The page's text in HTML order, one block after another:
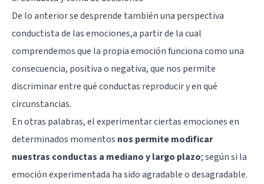
De lo anterior se desprende también una perspectiva
conductista de las emociones,a partir de la cual
comprendemos que la propia emoción funciona como una
consecuencia, positiva o negativa, que nos permite
discriminar entre qué conductas reproducir y en qué
circunstancias.
En otras palabras, el experimentar ciertas emociones en
determinados momentos nos permite modificar
nuestras conductas a mediano y largo plazo; según si la
emoción experimentada ha sido agradable o desagradable.